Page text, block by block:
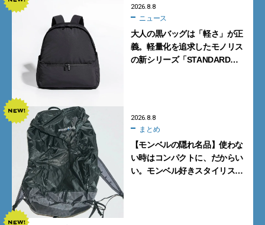
2026.8.8
ニュース
大人の黒バッグは「軽さ」が正
義。軽量化を追求したモノリス
の新シリーズ「STANDARD
2026.8.8
まとめ
【モンベルの隠れ名品】使わな
い時はコンパクトに、だからい
い。モンベル好きスタイリスト